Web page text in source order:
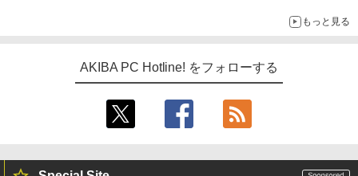
もっと見る
AKIBA PC Hotline! をフォローする